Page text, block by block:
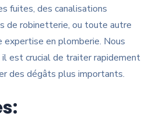
fuites, des canalisations
de robinetterie, ou toute autre
en plomberie. Nous
est crucial de traiter rapidement
des dégâts plus importants.